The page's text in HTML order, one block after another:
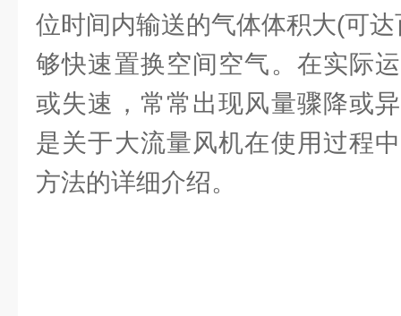
位时间内输送的气体体积大(可
够快速置换空间空气。在实际
或失速，常常出现风量骤降或
是关于大流量风机在使用过程
方法的详细介绍。